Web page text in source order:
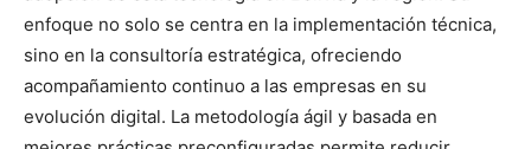
enfoque no solo se centra en la implementación técnica,
sino en la consultoría estratégica, ofreciendo
acompañamiento continuo a las empresas en su
evolución digital. La metodología ágil y basada en